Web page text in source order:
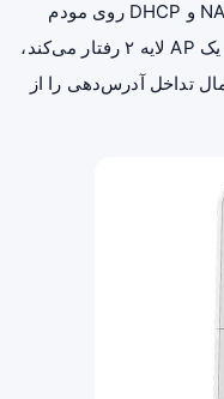
مدیریت بعدی ساده باشد؛ به‌این‌ترتیب NAT و DHCP روی مودم
باقی می‌ماند و میکروتیک فقط به عنوان یک AP لایه ۲ رفتار می‌کند،
تداخل آدرس‌دهی را از